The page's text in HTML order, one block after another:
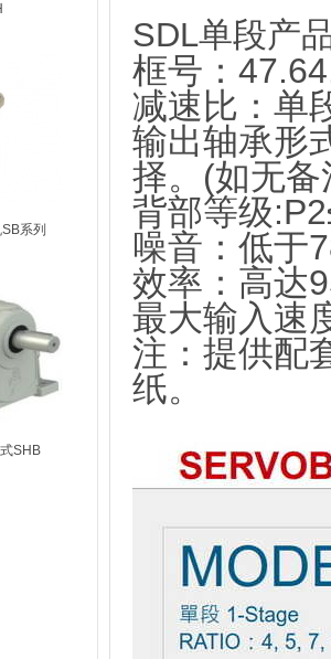
系列
SHB
SDL单段产
框号：
减速比：单
输出轴承形
择。(如无
背部等级
噪音：低于
效率：高达
最大输入速
注：提供配
纸。